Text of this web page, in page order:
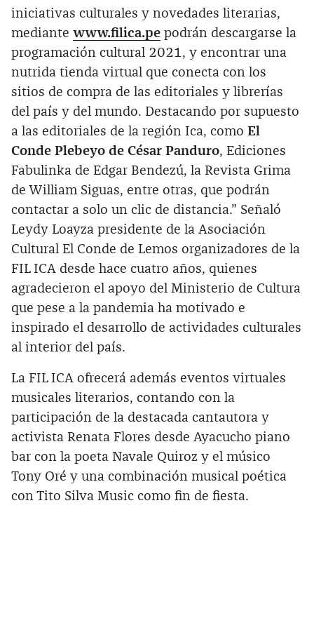
iniciativas culturales y novedades literarias,
mediante www.filica.pe podrán descargarse la
programación cultural 2021, y encontrar una
nutrida tienda virtual que conecta con los
sitios de compra de las editoriales y librerías
del país y del mundo. Destacando por supuesto
a las editoriales de la región Ica, como El
Conde Plebeyo de César Panduro, Ediciones
Fabulinka de Edgar Bendezú, la Revista Grima
de William Siguas, entre otras, que podrán
contactar a solo un clic de distancia.” Señaló
Leydy Loayza presidente de la Asociación
Cultural El Conde de Lemos organizadores de la
FIL ICA desde hace cuatro años, quienes
agradecieron el apoyo del Ministerio de Cultura
que pese a la pandemia ha motivado e
inspirado el desarrollo de actividades culturales
al interior del país.
La FIL ICA ofrecerá además eventos virtuales
musicales literarios, contando con la
participación de la destacada cantautora y
activista Renata Flores desde Ayacucho piano
bar con la poeta Navale Quiroz y el músico
Tony Oré y una combinación musical poética
con Tito Silva Music como fin de fiesta.